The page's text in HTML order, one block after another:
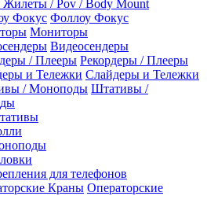
Жилеты / Pov / Body Mount
Фоллоу Фокус
Мониторы
Видеосендеры
Рекордеры / Плееры
Слайдеры и Тележки
Штативы /
для телефонов
Операторские